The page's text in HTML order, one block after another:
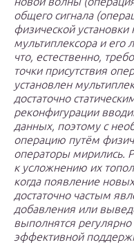
общего сигнала
физической
мультиплексора и его
что, естественно,
точки присутствия
установлен
достаточно
реконфигурации
данных, поэтому с
операцию путём
операторы мирились.
к усложнению их
когда появление
достаточно частым
добавления или
выполнятся
эффективной